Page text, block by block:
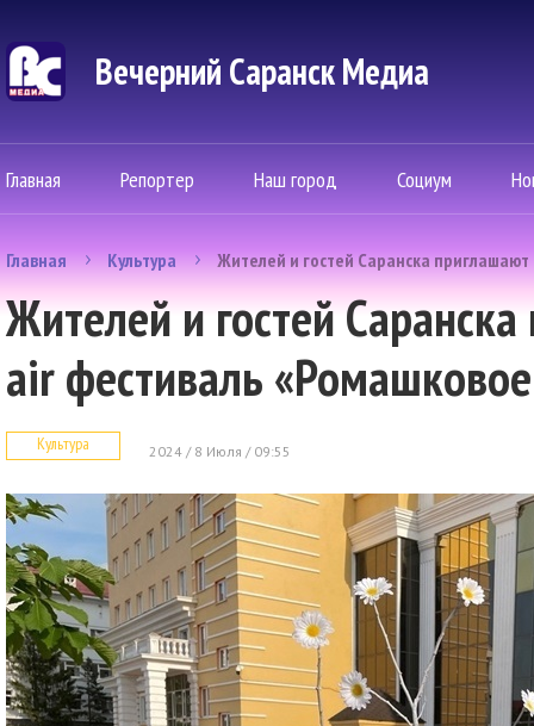
Вечерний Саранск Mедиа
Главная Репортер Наш город Социум
Главная Культура Жителей и гостей Саранска
Жителей и гостей
air фестиваль «Ромашковое
Культура 2024 / 8 Июля / 09:55